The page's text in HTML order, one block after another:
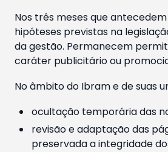
Nos três meses que
hipóteses previstas na
da gestão. Permanecem
caráter publicitário ou
No âmbito do Ibram e de suas
ocultação temporária das
revisão e adaptação das
preservada a integridade